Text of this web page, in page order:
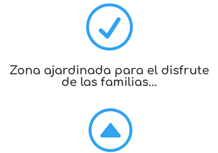
R
Zona ajardinada para el disfrute
de las familias...
F